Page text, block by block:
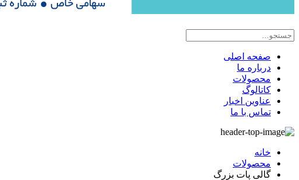
صفحه اصلی
درباره ما
محصولات
کاتالوگ
عناوین اخبار
تماس با ما
خانه
محصولات
گالی پات بزرگ